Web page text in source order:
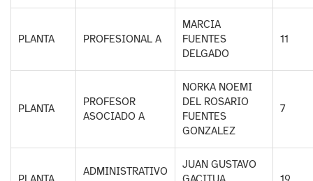
PLANTA PROFESIONAL A
MARCIA
FUENTES
DELGADO
11
PLANTA
PROFESOR
ASOCIADO A
NORKA NOEMI
DEL ROSARIO
FUENTES
GONZALEZ
7
ADMINISTRATIVO
JUAN GUSTAVO